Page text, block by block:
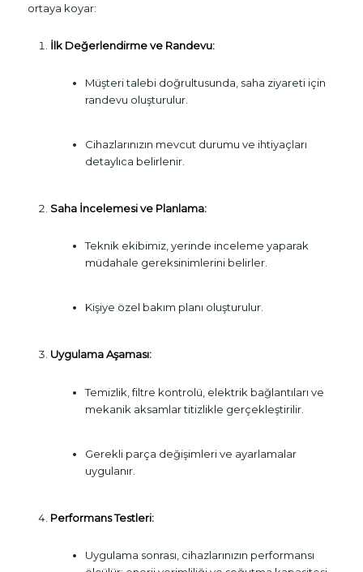
ortaya koyar:
İlk Değerlendirme ve Randevu:
Müşteri talebi doğrultusunda, saha ziyareti için
randevu oluşturulur.
Cihazlarınızın mevcut durumu ve ihtiyaçları
detaylıca belirlenir.
Saha İncelemesi ve Planlama:
Teknik ekibimiz, yerinde inceleme yaparak
müdahale gereksinimlerini belirler.
Kişiye özel bakım planı oluşturulur.
Uygulama Aşaması:
Temizlik, filtre kontrolü, elektrik bağlantıları ve
mekanik aksamlar titizlikle gerçekleştirilir.
Gerekli parça değişimleri ve ayarlamalar
uygulanır.
Performans Testleri:
Uygulama sonrası, cihazlarınızın performansı